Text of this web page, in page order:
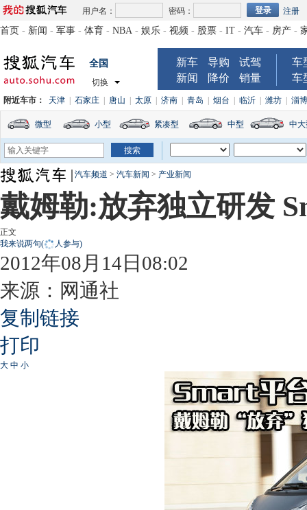
用户名： 密码： 注册
首页 - 新闻 - 军事 - 体育 - NBA - 娱乐 - 视频 - 股票 - IT - 汽车 - 房产 -
全国
切换
新车 导购
试驾
新闻
降价 销量
车
车
附近车市： 天津 石家庄 唐山 太原 济南 青岛 烟台 临沂 潍坊 淄博
微型 小型 紧凑型 中型 中
汽车频道 > 汽车新闻 > 产业新闻
戴姆勒:放弃独立研发
正文
我来说两句( 人参与)
2012年08月14日08:02
来源： 网通社
复制链接
打印
大 中 小